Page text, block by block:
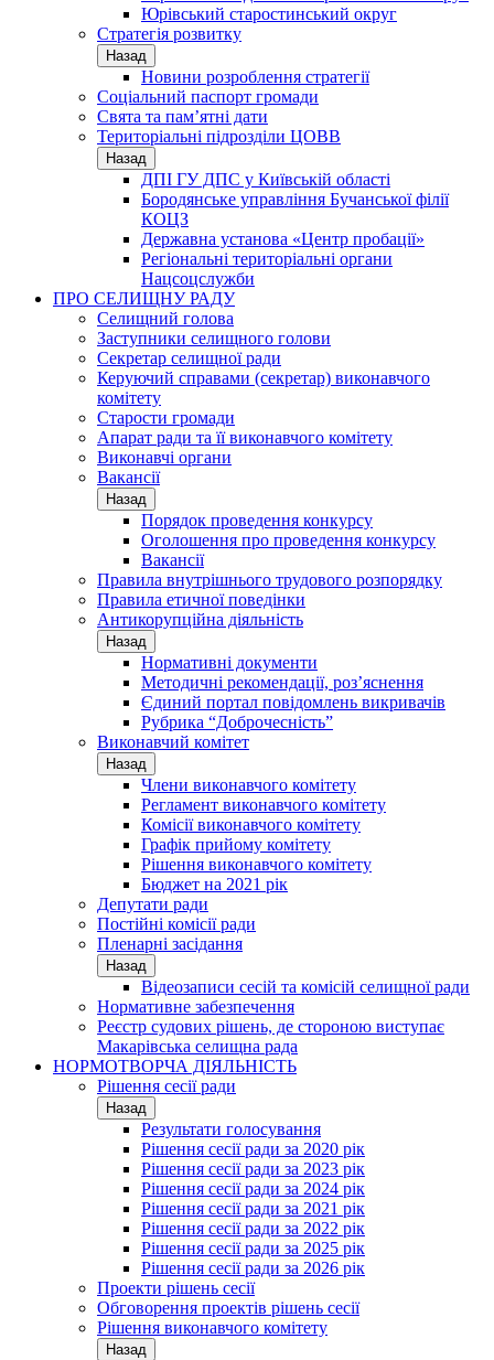
Юрівський старостинський округ
Стратегія розвитку
Назад
Новини розроблення стратегії
Соціальний паспорт громади
Свята та пам’ятні дати
Територіальні підрозділи ЦОВВ
Назад
ДПІ ГУ ДПС у Київській області
Бородянське управління Бучанської філії
КОЦЗ
Державна установа «Центр пробації»
Регіональні територіальні органи
Нацсоцслужби
ПРО СЕЛИЩНУ РАДУ
Селищний голова
Заступники селищного голови
Секретар селищної ради
Керуючий справами (секретар) виконавчого
комітету
Старости громади
Апарат ради та її виконавчого комітету
Виконавчі органи
Вакансії
Назад
Порядок проведення конкурсу
Оголошення про проведення конкурсу
Вакансії
Правила внутрішнього трудового розпорядку
Правила етичної поведінки
Антикорупційна діяльність
Назад
Нормативні документи
Методичні рекомендації, роз’яснення
Єдиний портал повідомлень викривачів
Рубрика “Доброчесність”
Виконавчий комітет
Назад
Члени виконавчого комітету
Регламент виконавчого комітету
Комісії виконавчого комітету
Графік прийому комітету
Рішення виконавчого комітету
Бюджет на 2021 рік
Депутати ради
Постійні комісії ради
Пленарні засідання
Назад
Відеозаписи сесій та комісій селищної ради
Нормативне забезпечення
Реєстр судових рішень, де стороною виступає
Макарівська селищна рада
НОРМОТВОРЧА ДІЯЛЬНІСТЬ
Рішення сесії ради
Назад
Результати голосування
Рішення сесії ради за 2020 рік
Рішення сесії ради за 2023 рік
Рішення сесії ради за 2024 рік
Рішення сесії ради за 2021 рік
Рішення сесії ради за 2022 рік
Рішення сесії ради за 2025 рік
Рішення сесії ради за 2026 рік
Проекти рішень сесії
Обговорення проектів рішень сесії
Рішення виконавчого комітету
Назад